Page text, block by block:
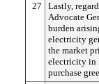
27
Lastly,
Advocate
burden
electricity
the market
electricity in
purchase